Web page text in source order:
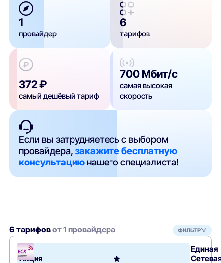
1
провайдер
6
тарифов
372 ₽
самый дешёвый тариф
700 Мбит/с
самая высокая
скорость
Если вы затрудняетесь с выбором
провайдера,закажите бесплатную
консультацию нашего специалиста!
6 тарифовот 1 провайдера ФИЛЬТР
Акция
Единая